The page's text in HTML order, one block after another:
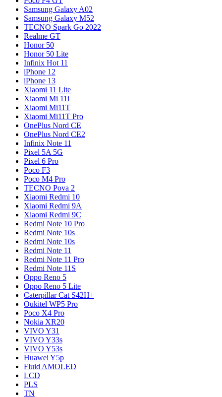
Samsung Galaxy A02
Samsung Galaxy M52
TECNO Spark Go 2022
Realme GT
Honor 50
Honor 50 Lite
Infinix Hot 11
iPhone 12
iPhone 13
Xiaomi 11 Lite
Xiaomi Mi 11i
Xiaomi Mi11T
Xiaomi Mi11T Pro
OnePlus Nord CE
OnePlus Nord CE2
Infinix Note 11
Pixel 5A 5G
Pixel 6 Pro
Poco F3
Poco M4 Pro
TECNO Pova 2
Xiaomi Redmi 10
Xiaomi Redmi 9A
Xiaomi Redmi 9C
Redmi Note 10 Pro
Redmi Note 10s
Redmi Note 10s
Redmi Note 11
Redmi Note 11 Pro
Redmi Note 11S
Oppo Reno 5
Oppo Reno 5 Lite
Caterpillar Cat S42H+
Oukitel WP5 Pro
Poco X4 Pro
Nokia XR20
VIVO Y31
VIVO Y33s
VIVO Y53s
Huawei Y5p
Fluid AMOLED
LCD
PLS
TN